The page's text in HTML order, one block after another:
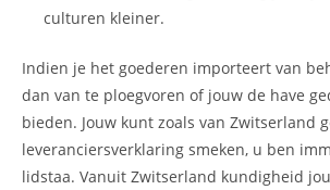
culturen kleiner.
Indien je het goederen importeert van
dan van te ploegvoren of jouw de have
bieden. Jouw kunt zoals van Zwitserland
leveranciersverklaring smeken, u ben
lidstaa. Vanuit Zwitserland kundigheid